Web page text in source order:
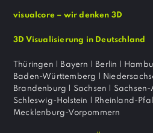
visualcore – wir denken 3D
3D Visualisierung in Deutschland
Thüringen | Bayern | Berlin |
Baden-Württemberg |
Brandenburg | Sachsen |
Schleswig-Holstein | Rheinland-
Mecklenburg-Vorpommern